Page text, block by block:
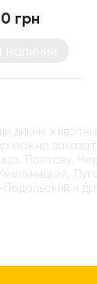
грн
диким
можно
Полтаву,
и